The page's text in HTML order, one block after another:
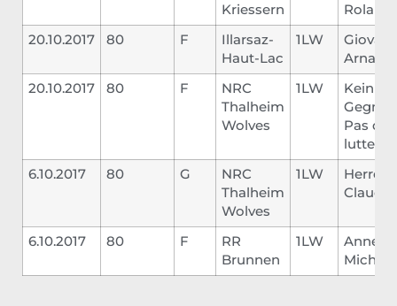
Kriessern
Roland
20.10.2017
80 F
Illarsaz-
Haut-Lac
1LW
Arnaud
20.10.2017
80 F
NRC
Thalheim
Wolves
1LW
Kein
Gegner
Pas du
lutter
6.10.2017
80 G
NRC
Thalheim
Wolves
1LW
Herren
Claudio
6.10.2017 80 F
RR
Brunnen
1LW
Annen
Michi